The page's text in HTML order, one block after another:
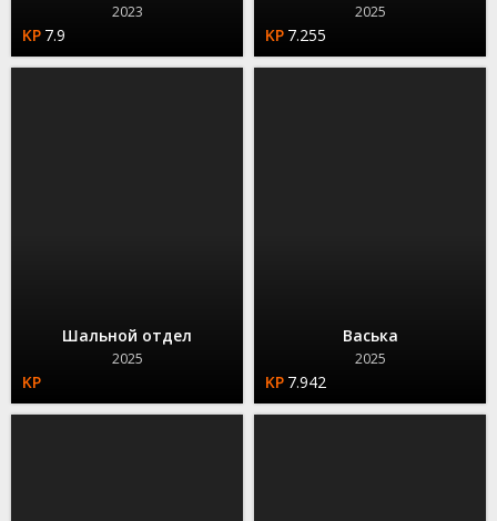
2023
7.9
2025
7.255
Шальной отдел
2025
Васька
2025
7.942